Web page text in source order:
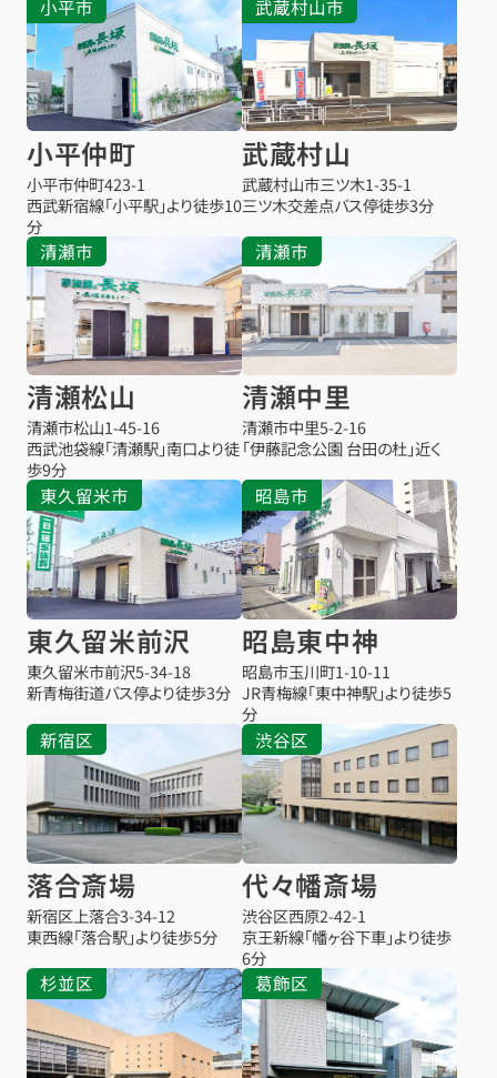
小平市
小平仲町
小平市仲町423-1
西武新宿線「小平駅」より徒歩10
分
武蔵村山市
武蔵村山
武蔵村山市三ツ木1-35-1
三ツ木交差点バス停徒歩3分
清瀬市
清瀬松山
清瀬市松山1-45-16
西武池袋線「清瀬駅」南口より徒
歩9分
清瀬市
清瀬中里
清瀬市中里5-2-16
「伊藤記念公園 台田の杜」近く
東久留米市
東久留米前沢
東久留米市前沢5-34-18
新青梅街道バス停より徒歩3分
昭島市
昭島東中神
昭島市玉川町1-10-11
JR青梅線「東中神駅」より徒歩5
分
新宿区
落合斎場
新宿区上落合3-34-12
東西線「落合駅」より徒歩5分
渋谷区
代々幡斎場
渋谷区西原2-42-1
京王新線「幡ヶ谷下車」より徒歩
6分
杉並区 葛飾区